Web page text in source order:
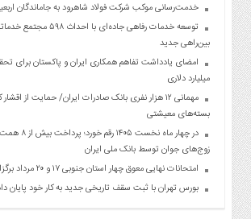
خدمت‌رسانی موکب شرکت فولاد شاهرود به جاماندگان
توسعه خدمات رفاهی جاده‌ای با
بین‌راهی جدید
میلیارد دلاری
مهمانی ۱۲ هزار نفری بانک صادرات ایران/ حمایت از
بسته‌های معیشتی
در چهار ماه
زوج‌های جوان توسط بانک ملی ایران
امتحانات نهایی معوق چهار استان جنوبی ۱۷ و ۲۰ مرداد برگزار می شود
بورس تهران با ثبت سقف تاریخی جدید به کار خود پایان